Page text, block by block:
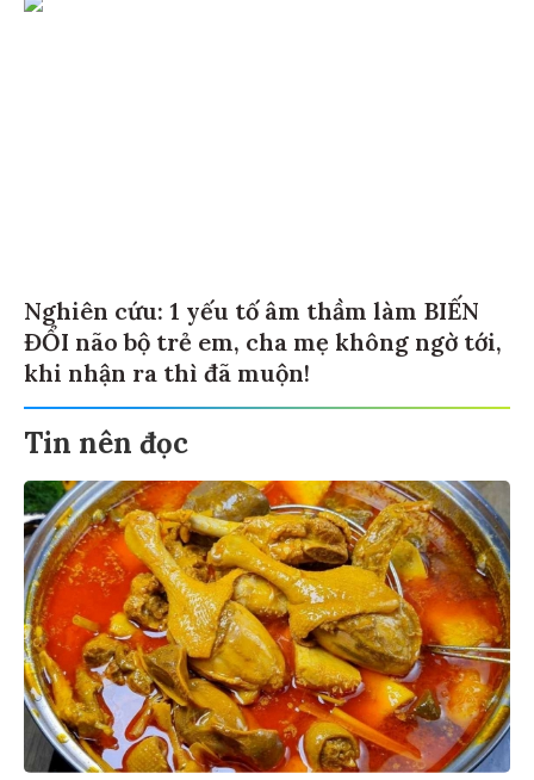
Nghiên cứu: 1 yếu tố âm thầm làm BIẾN
ĐỔI não bộ trẻ em, cha mẹ không ngờ tới,
khi nhận ra thì đã muộn!
Tin nên đọc